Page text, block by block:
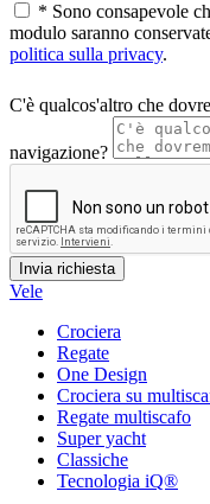
* Sono consapevole
modulo saranno
politica sulla privacy.
C'è qualcos'altro che
navigazione?
Vele
Crociera
Regate
One Design
Crociera su
Regate multiscafo
Super yacht
Classiche
Tecnologia iQ®